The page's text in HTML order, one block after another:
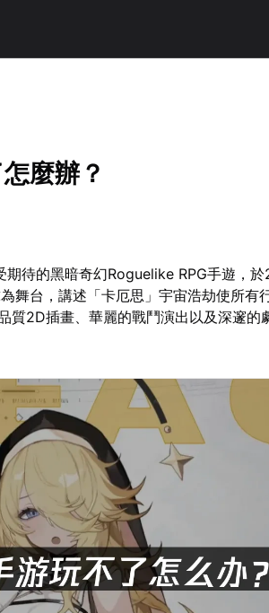
麼辦？
待的黑暗奇幻Roguelike RPG手遊，
舞台，講述「卡厄思」宇宙浩劫使所有
質2D插畫、華麗的戰鬥演出以及深邃的